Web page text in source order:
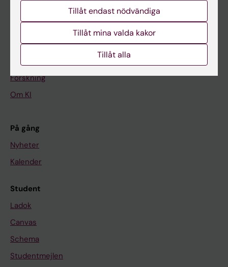
Utbildning
Forskarutbildning
Forskning
Om KI
På gång
Nyheter
Kalender
Student
Ladok
Canvas
Schema
Studentmejlen
Tillåt endast nödvändiga
Tillåt mina valda kakor
Tillåt alla